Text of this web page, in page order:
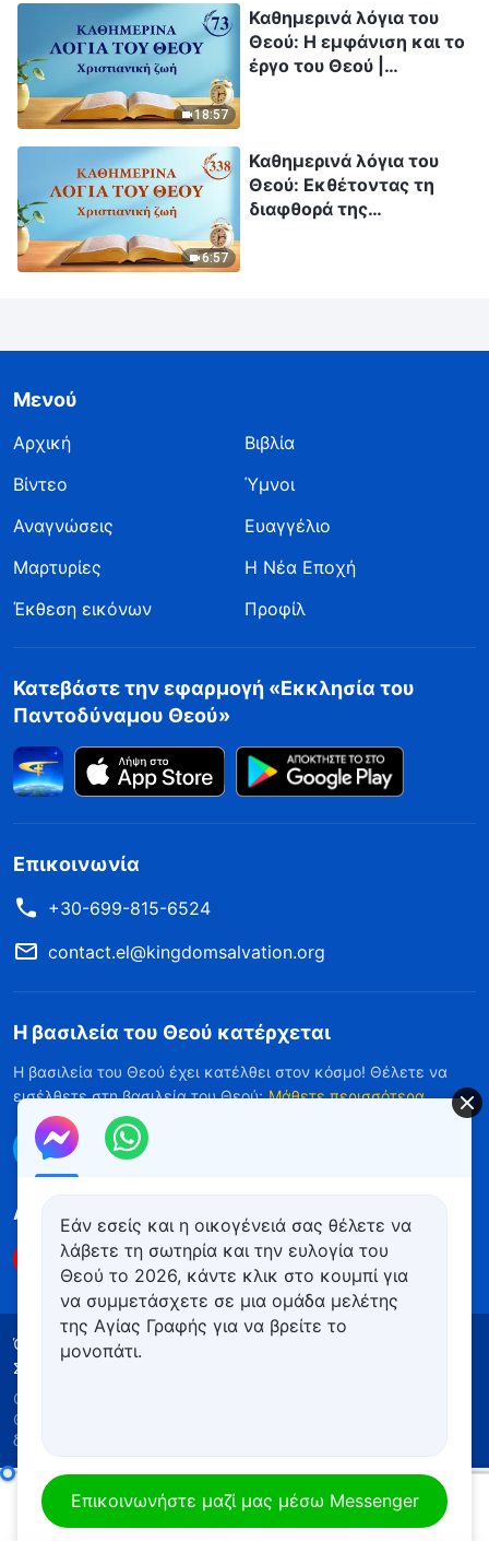
18:57
Καθημερινά λόγια του
Θεού: Η εμφάνιση και το
έργο του Θεού |
6:57
Καθημερινά λόγια του
Θεού: Εκθέτοντας τη
διαφθορά της
Μενού
Αρχική
Βιβλία
Βίντεο
Ύμνοι
Αναγνώσεις
Ευαγγέλιο
Μαρτυρίες
Η Νέα Εποχή
Έκθεση εικόνων
Προφίλ
Κατεβάστε την εφαρμογή «Εκκλησία του
Παντοδύναμου Θεού»
Επικοινωνία
+30-699-815-6524
contact.el@kingdomsalvation.org
Η βασιλεία του Θεού κατέρχεται
Η βασιλεία του Θεού έχει κατέλθει στον κόσμο! Θέλετε να
εισέλθετε στη βασιλεία του Θεού; Μάθετε περισσότερα
Επικοινωνήστε μαζί μας μέσω Messenger
Ακολουθήστε μας
Όροι Χρήσης
Πολιτική απορρήτου
Συντελεστές
Copyright © 2026
Θεού
δικαιώματος.
Εάν εσείς και η οικογένειά σας θέλετε να
λάβετε τη σωτηρία και την ευλογία του
Θεού το 2026, κάντε κλικ στο κουμπί για
να συμμετάσχετε σε μια ομάδα μελέτης
της Αγίας Γραφής για να βρείτε το
μονοπάτι.
Επικοινωνήστε μαζί μας μέσω Messenger